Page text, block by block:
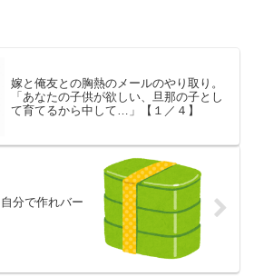
嫁と俺友との胸熱のメールのやり取り。
「あなたの子供が欲しい、旦那の子とし
て育てるから中して…」【１／４】
分で作れバー